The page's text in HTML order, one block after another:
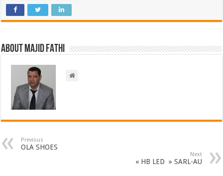
About Majid FATHI
Previous
OLA SHOES
Next
« HB LED » SARL-AU